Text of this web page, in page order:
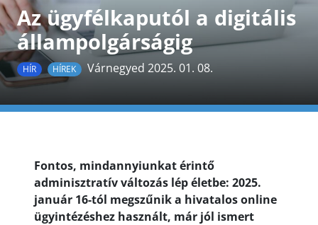
Az ügyfélkaputól a digitális
állampolgárságig
HÍR HÍREK Várnegyed 2025. 01. 08.
Fontos, mindannyiunkat érintő
adminisztratív változás lép életbe: 2025.
január 16-tól megszűnik a hivatalos online
ügyintézéshez használt, már jól ismert